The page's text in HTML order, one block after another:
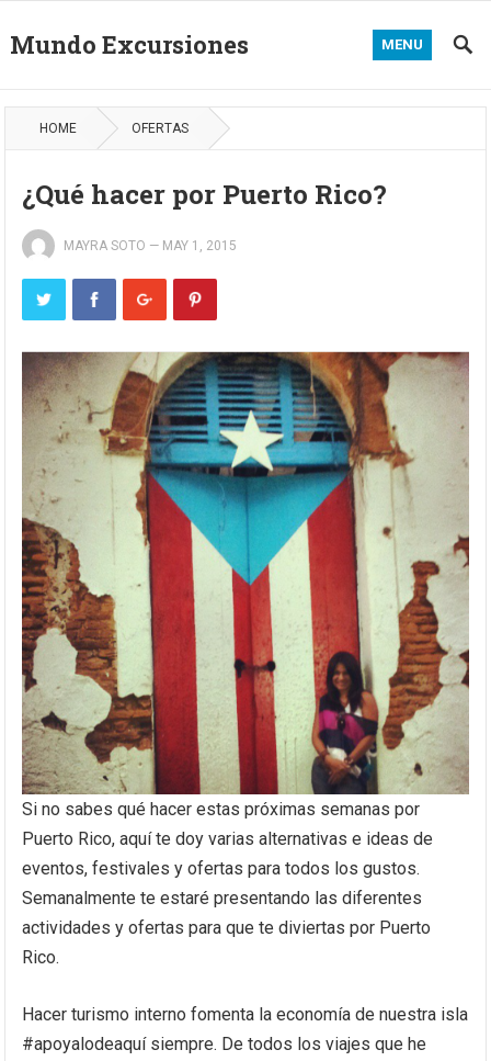
Mundo Excursiones MENU
HOME OFERTAS
¿Qué hacer por Puerto Rico?
MAYRA SOTO — MAY 1, 2015
Si no sabes qué hacer estas próximas semanas por
Puerto Rico, aquí te doy varias alternativas e ideas de
eventos, festivales y ofertas para todos los gustos.
Semanalmente te estaré presentando las diferentes
actividades y ofertas para que te diviertas por Puerto
Rico.
Hacer turismo interno fomenta la economía de nuestra isla
#apoyalodeaquí siempre. De todos los viajes que he